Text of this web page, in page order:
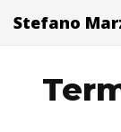
Stefano